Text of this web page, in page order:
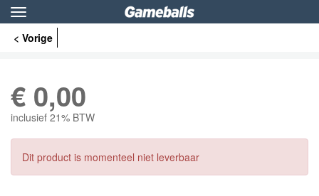
Toggle
navigation
< Vorige
€ 0,00
inclusief 21% BTW
Dit product is momenteel niet leverbaar